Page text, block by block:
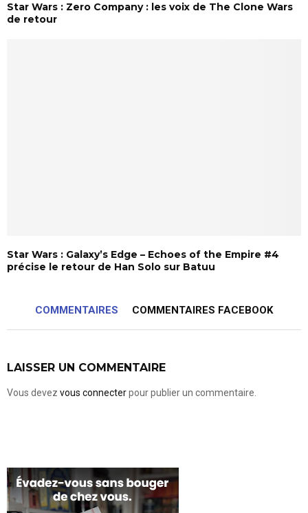
Star Wars : Zero Company : les voix de The Clone Wars
de retour
Star Wars : Galaxy’s Edge – Echoes of the Empire #4
précise le retour de Han Solo sur Batuu
COMMENTAIRES COMMENTAIRES FACEBOOK
LAISSER UN COMMENTAIRE
Vous devez vous connecterpour publier un commentaire.